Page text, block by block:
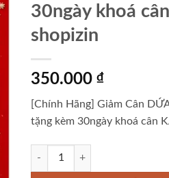
30ngày khoá
shopizin
350.000 ₫
[Chính Hãng] Giảm Cân
tặng kèm 30ngày khoá cân
[Chính Hãng] Giảm Cân DỨA